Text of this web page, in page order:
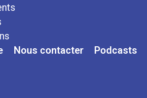
Nous contacter Podcasts